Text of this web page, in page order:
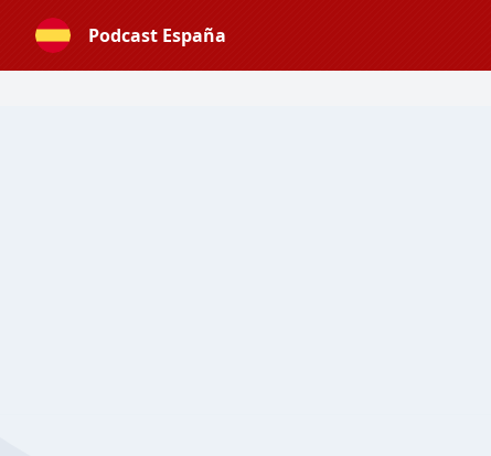
Podcast España